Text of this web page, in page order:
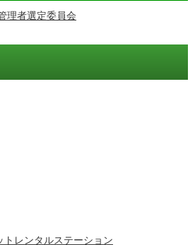
理者選定委員会
トレンタルステーション